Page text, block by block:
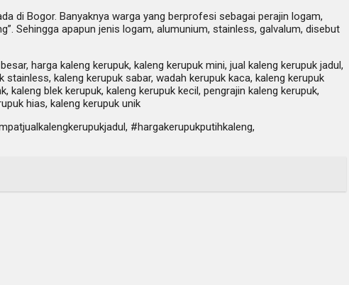
di Bogor. Banyaknya warga yang berprofesi sebagai perajin logam,
Sehingga apapun jenis logam, alumunium, stainless, galvalum, disebut
harga kaleng kerupuk, kaleng kerupuk mini, jual kaleng kerupuk jadul,
kaleng kerupuk sabar, wadah kerupuk kaca, kaleng kerupuk
kaleng blek kerupuk, kaleng kerupuk kecil, pengrajin kaleng kerupuk,
hias, kaleng kerupuk unik
#hargakerupukputihkaleng,